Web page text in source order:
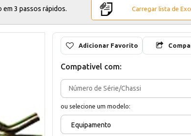
em 3 passos rápidos. Carregar lista de
Adicionar Favorito
Compativel com:
ou selecione um modelo:
Equipamento